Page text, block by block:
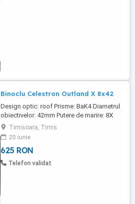
Binoclu Celestron Outland X 8x42
Design optic: roof Prisme: BaK4 Diametrul
obiectivelor: 42mm Putere de marire: 8X
Camp vizual la 1000m: 118.7m Camp
vizual: 6.8 grade Diam. pupilei de iesire:
5.3 mm Relief ocular: 18mm Near focus:
3.96m Greutate: 624 grame Alte accesorii:
geanta transport neopren Garantie: 2 ani
Timisoara, Timis
20 iunie
625 RON
Telefon validat